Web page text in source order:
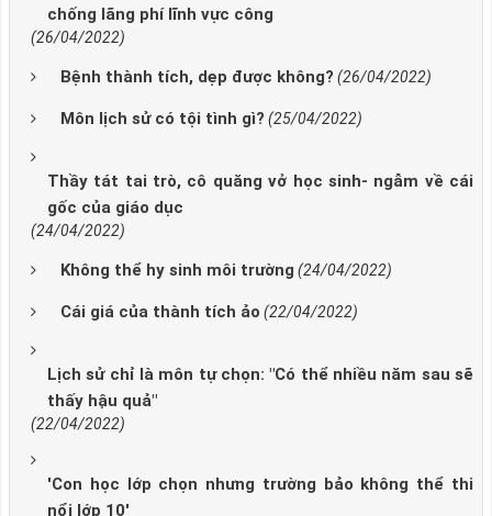
chống lãng phí lĩnh vực công
(26/04/2022)
Bệnh thành tích, dẹp được không? (26/04/2022)
Môn lịch sử có tội tình gì? (25/04/2022)
Thầy tát tai trò, cô quăng vở học sinh- ngẫm về cái
gốc của giáo dục
(24/04/2022)
Không thể hy sinh môi trường (24/04/2022)
Cái giá của thành tích ảo (22/04/2022)
Lịch sử chỉ là môn tự chọn: "Có thể nhiều năm sau sẽ
thấy hậu quả"
(22/04/2022)
'Con học lớp chọn nhưng trường bảo không thể thi
nổi lớp 10'